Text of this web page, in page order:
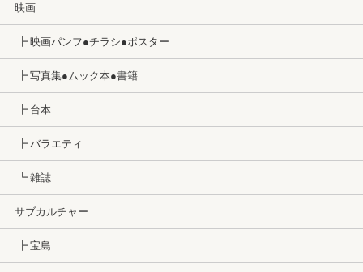
映画
┣ 映画パンフ●チラシ●ポスター
┣ 写真集●ムック本●書籍
┣ 台本
┣ バラエティ
┗ 雑誌
サブカルチャー
┣ 宝島